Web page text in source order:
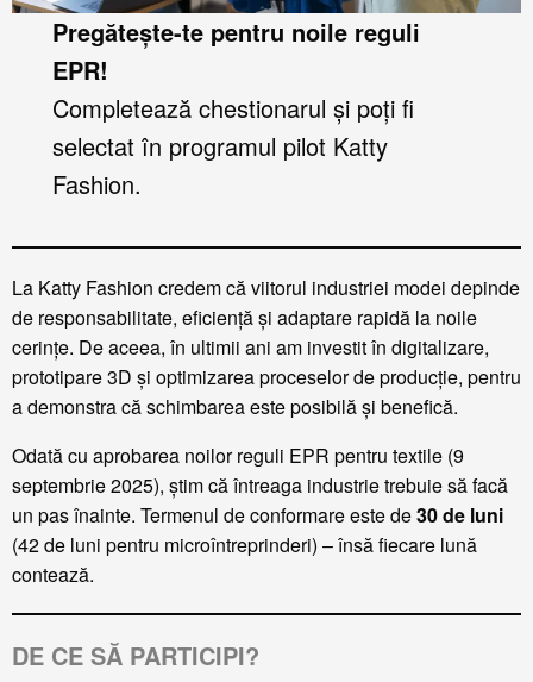
Pregătește-te pentru noile reguli
EPR!
Completează chestionarul și poți fi
selectat în programul pilot Katty
Fashion.
La Katty Fashion credem că viitorul industriei modei depinde
de responsabilitate, eficiență și adaptare rapidă la noile
cerințe. De aceea, în ultimii ani am investit în digitalizare,
prototipare 3D și optimizarea proceselor de producție, pentru
a demonstra că schimbarea este posibilă și benefică.
Odată cu aprobarea noilor reguli EPR pentru textile (9
septembrie 2025), știm că întreaga industrie trebuie să facă
un pas înainte. Termenul de conformare este de30 de luni
(42 de luni pentru microîntreprinderi) – însă fiecare lună
contează.
DE CE SĂ PARTICIPI?